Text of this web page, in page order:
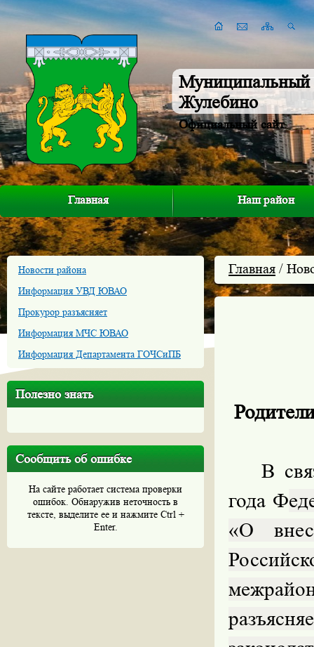
Муниципальный
Жулебино
Официальный сайт
Главная Наш район
Новости района
Информация УВД ЮВАО
Прокурор разъясняет
Информация МЧС ЮВАО
Информация Департамента ГОЧСиПБ
Полезно знать
Сообщить об ошибке
На сайте работает система проверки
ошибок. Обнаружив неточность в
тексте, выделите ее и нажмите Ctrl +
Enter.
Главная /
В
года Ф
«О